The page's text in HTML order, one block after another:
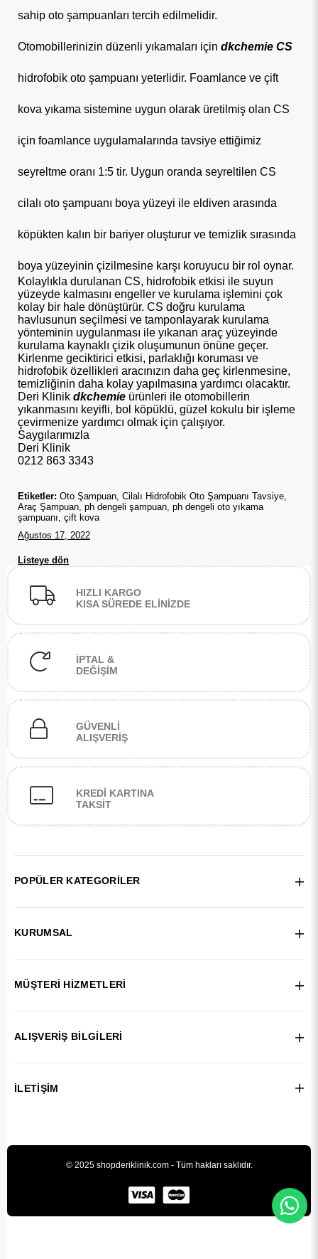
sahip oto şampuanları tercih edilmelidir.
Otomobillerinizin düzenli yıkamaları için dkchemie CS
hidrofobik oto şampuanı yeterlidir. Foamlance ve çift
kova yıkama sistemine uygun olarak üretilmiş olan CS
için foamlance uygulamalarında tavsiye ettiğimiz
seyreltme oranı 1:5 tir. Uygun oranda seyreltilen CS
cilalı oto şampuanı boya yüzeyi ile eldiven arasında
köpükten kalın bir bariyer oluşturur ve temizlik sırasında
boya yüzeyinin çizilmesine karşı koruyucu bir rol oynar.
Kolaylıkla durulanan CS, hidrofobik etkisi ile suyun
yüzeyde kalmasını engeller ve kurulama işlemini çok
kolay bir hale dönüştürür. CS doğru kurulama
havlusunun seçilmesi ve tamponlayarak kurulama
yönteminin uygulanması ile yıkanan araç yüzeyinde
kurulama kaynaklı çizik oluşumunun önüne geçer.
Kirlenme geciktirici etkisi, parlaklığı koruması ve
hidrofobik özellikleri aracınızın daha geç kirlenmesine,
temizliğinin daha kolay yapılmasına yardımcı olacaktır.
Deri Klinik dkchemie ürünleri ile otomobillerin
yıkanmasını keyifli, bol köpüklü, güzel kokulu bir işleme
çevirmenize yardımcı olmak için çalışıyor.
Saygılarımızla
Deri Klinik
0212 863 3343
Etiketler: Oto Şampuan, Cilalı Hidrofobik Oto Şampuanı Tavsiye,
Araç Şampuan, ph dengeli şampuan, ph dengeli oto yıkama
şampuanı, çift kova
Ağustos 17, 2022
Listeye dön
HIZLI KARGO
KISA SÜREDE ELİNİZDE
İPTAL &
DEĞİŞİM
GÜVENLİ
ALIŞVERİŞ
KREDİ KARTINA
TAKSİT
POPÜLER KATEGORİLER
KURUMSAL
MÜŞTERİ HİZMETLERİ
ALIŞVERİŞ BİLGİLERİ
İLETİŞİM
© 2025 shopderiklinik.com - Tüm hakları saklıdır.